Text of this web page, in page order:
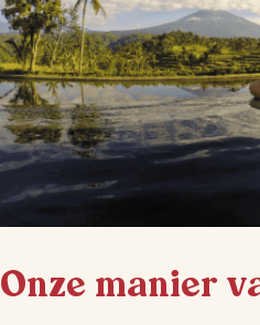
Onze manier